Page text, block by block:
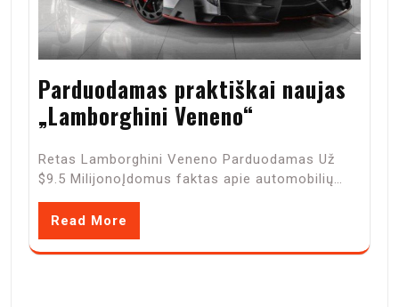
Parduodamas praktiškai naujas
„Lamborghini Veneno“
Retas Lamborghini Veneno Parduodamas Už
$9.5 MilijonoĮdomus faktas apie automobilių…
Read More